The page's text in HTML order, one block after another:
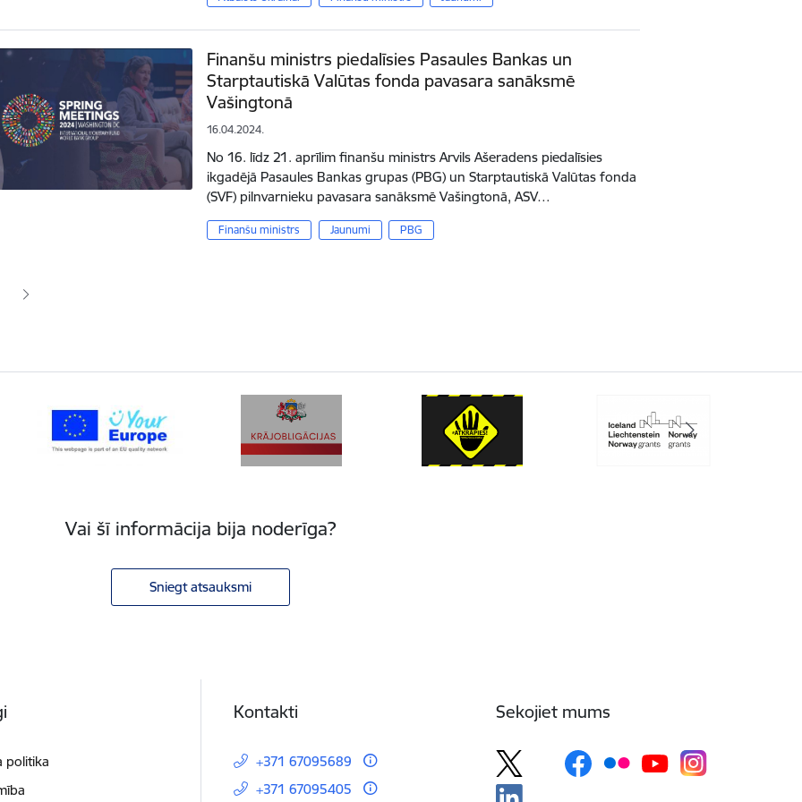
Finanšu ministrs piedalīsies Pasaules Bankas un
Starptautiskā Valūtas fonda pavasara sanāksmē
Vašingtonā
16.04.2024.
No 16. līdz 21. aprīlim finanšu ministrs Arvils Ašeradens piedalīsies
ikgadējā Pasaules Bankas grupas (PBG) un Starptautiskā Valūtas fonda
(SVF) pilnvarnieku pavasara sanāksmē Vašingtonā, ASV…
Finanšu ministrs Jaunumi PBG
lapa
Vai šī informācija bija noderīga?
Sniegt atsauksmi
politika
Kontakti
+371 67095689
+371 67095405
Sekojiet mums